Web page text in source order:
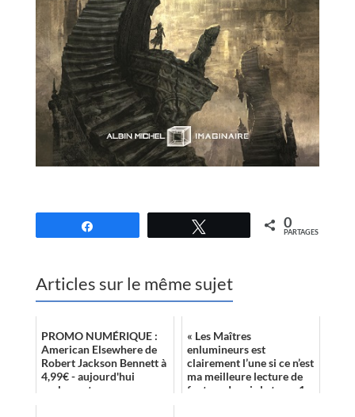
0
PARTAGES
Articles sur le même sujet
PROMO NUMÉRIQUE :
American Elsewhere de
Robert Jackson Bennett à
4,99€ - aujourd'hui
seulement
« Les Maîtres
enlumineurs est
clairement l’une si ce n’est
ma meilleure lecture de
fantasy depuis le tome 1